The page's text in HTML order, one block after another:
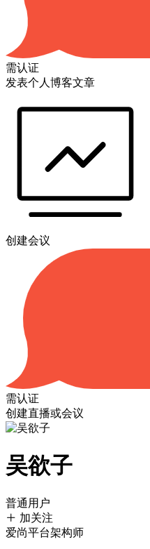
需认证
发表个人博客文章
创建会议
需认证
创建直播或会议
吴欲子
普通用户
加关注
爱尚平台架构师